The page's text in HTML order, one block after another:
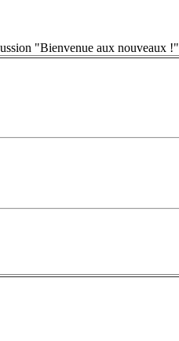
"Bienvenue aux nouveaux !"